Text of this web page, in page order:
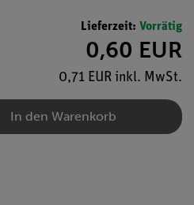
Lieferzeit: Vorrätig
0,60 EUR
0,71 EUR inkl. MwSt.
In den Warenkorb